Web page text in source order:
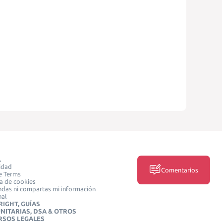
Terms
de cookies
ni compartas mi información
GUÍAS
DSA & OTROS
LEGALES
Comentarios